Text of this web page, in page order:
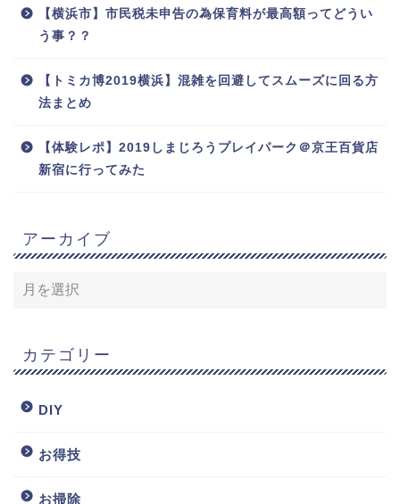
【横浜市】市民税未申告の為保育料が最高額ってどうい
う事？？
【トミカ博2019横浜】混雑を回避してスムーズに回る方
法まとめ
【体験レポ】2019しまじろうプレイパーク＠京王百貨店
新宿に行ってみた
アーカイブ
カテゴリー
DIY
お得技
お掃除